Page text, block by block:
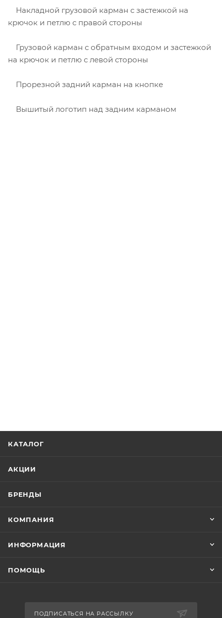
Накладной грузовой карман с застежкой на
крючок и петлю с правой стороны
Грузовой карман с обратным входом и застежкой
на крючок и петлю с левой стороны
Прорезной задний карман на кнопке
Вышитый логотип над задним карманом
КАТАЛОГ
АКЦИИ
БРЕНДЫ
КОМПАНИЯ
ИНФОРМАЦИЯ
ПОМОЩЬ
ПОДПИСАТЬСЯ НА РАССЫЛКУ